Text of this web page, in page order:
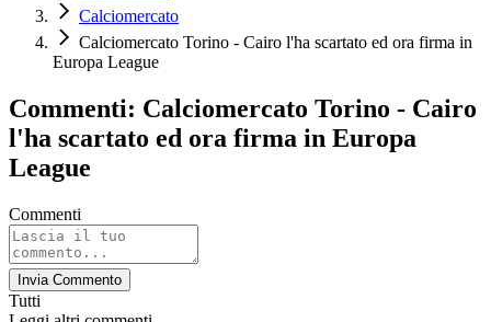
Calciomercato
Calciomercato Torino - Cairo l'ha scartato ed ora firma in
Europa League
Commenti: Calciomercato Torino - Cairo
l'ha scartato ed ora firma in Europa
League
Commenti
Invia Commento
Tutti